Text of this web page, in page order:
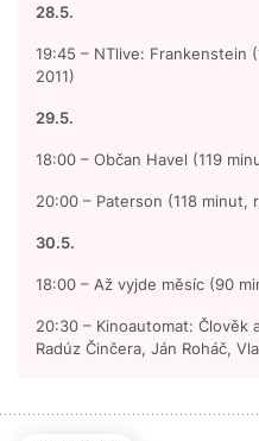
28.5.
19:45 – NTlive: Frankenstein
2011)
29.5.
18:00 – Občan Havel (119
20:00 – Paterson (118 minut,
30.5.
18:00 – Až vyjde měsíc (90
20:30 – Kinoautomat: Člověk
Radúz Činčera, Ján Roháč,